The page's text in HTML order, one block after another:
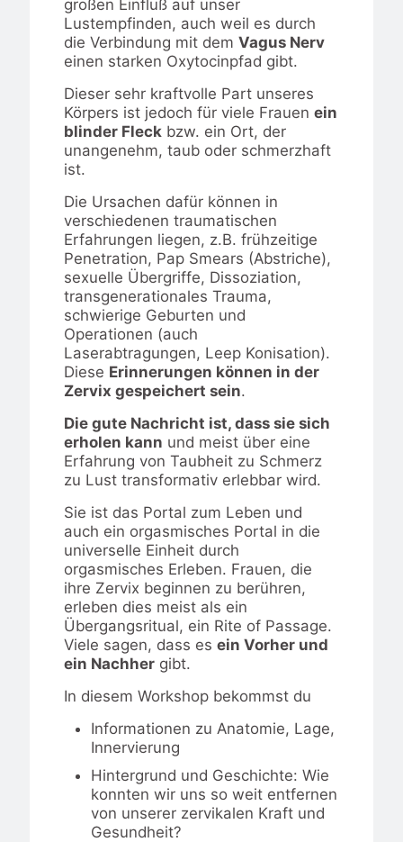
großen Einfluß auf unser
Lustempfinden, auch weil es durch
die Verbindung mit demVagus Nerv
einen starken Oxytocinpfad gibt.
Dieser sehr kraftvolle Part unseres
Körpers ist jedoch für viele Frauenein
blinder Fleck bzw. ein Ort, der
unangenehm, taub oder schmerzhaft
ist.
Die Ursachen dafür können in
verschiedenen traumatischen
Erfahrungen liegen, z.B. frühzeitige
Penetration, Pap Smears (Abstriche),
sexuelle Übergriffe, Dissoziation,
transgenerationales Trauma,
schwierige Geburten und
Operationen (auch
Laserabtragungen, Leep Konisation).
Diese Erinnerungen können in der
Zervix gespeichert sein.
Die gute Nachricht ist, dass sie sich
erholen kann und meist über eine
Erfahrung von Taubheit zu Schmerz
zu Lust transformativ erlebbar wird.
Sie ist das Portal zum Leben und
auch ein orgasmisches Portal in die
universelle Einheit durch
orgasmisches Erleben. Frauen, die
ihre Zervix beginnen zu berühren,
erleben dies meist als ein
Übergangsritual, ein Rite of Passage.
Viele sagen, dass esein Vorher und
ein Nachher gibt.
In diesem Workshop bekommst du
Informationen zu Anatomie, Lage,
Innervierung
Hintergrund und Geschichte: Wie
konnten wir uns so weit entfernen
von unserer zervikalen Kraft und
Gesundheit?